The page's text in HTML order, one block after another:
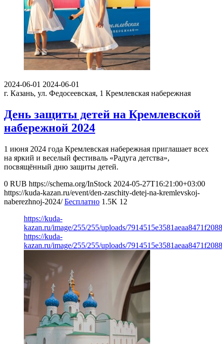
2024-06-01 2024-06-01
г. Казань, ул. Федосеевская, 1 Кремлевская набережная
День защиты детей на Кремлевской
набережной 2024
1 июня 2024 года Кремлевская набережная приглашает всех
на яркий и веселый фестиваль «Радуга детства»,
посвящённый дню защиты детей.
0 RUB https://schema.org/InStock 2024-05-27T16:21:00+03:00
https://kuda-kazan.ru/event/den-zaschity-detej-na-kremlevskoj-
naberezhnoj-2024/ Бесплатно 1.5K 12
https://kuda-
kazan.ru/image/255/255/uploads/
https://kuda-
kazan.ru/image/255/255/uploads/